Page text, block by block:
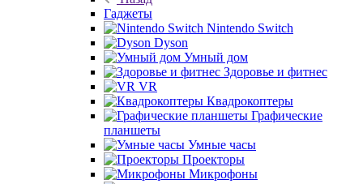
Гаджеты
Nintendo Switch
Dyson
Умный дом
Здоровье и фитнес
VR
Квадрокоптеры
Графические
планшеты
Умные часы
Проекторы
Микрофоны